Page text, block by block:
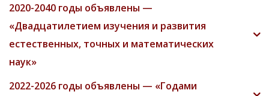
2020-2040 годы объявлены —
«Двадцатилетием изучения и развития
естественных, точных и математических
наук»
2022-2026 годы объявлены — «Годами